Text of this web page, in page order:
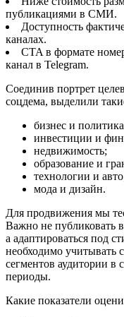
публикациями в СМИ.
Доступность
каналах.
CTA в формате
канал в Telegram.
Соединив портрет
соцдема, выделили
бизнес и
инвестиции и
недвижимость;
образование и
технологии и
мода и дизайн.
Для продвижения мы
Важно не публиковать
а адаптироваться под
необходимо учитывать
сегментов аудитории в
периоды.
Какие показатели